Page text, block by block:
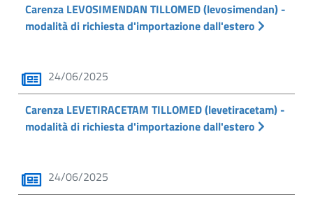
Carenza LEVOSIMENDAN TILLOMED (levosimendan) -
modalità di richiesta d'importazione dall'estero
24/06/2025
Carenza LEVETIRACETAM TILLOMED (levetiracetam) -
modalità di richiesta d'importazione dall'estero
24/06/2025